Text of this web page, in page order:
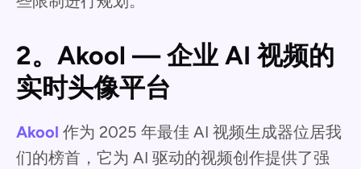
2。Akool — 企业 AI 视频的
实时头像平台
Akool 作为 2025 年最佳 AI 视频生成器位居我
们的榜首，它为 AI 驱动的视频创作提供了强